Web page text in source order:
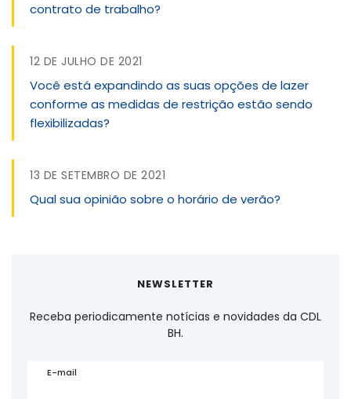
contrato de trabalho?
12 DE JULHO DE 2021
Você está expandindo as suas opções de lazer
conforme as medidas de restrição estão sendo
flexibilizadas?
13 DE SETEMBRO DE 2021
Qual sua opinião sobre o horário de verão?
NEWSLETTER
Receba periodicamente notícias e novidades da CDL
BH.
E-mail